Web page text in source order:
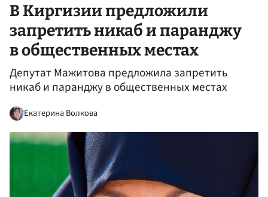
В Киргизии предложили
запретить никаб и паранджу
в общественных местах
Депутат Мажитова предложила запретить
никаб и паранджу в общественных местах
Екатерина Волкова